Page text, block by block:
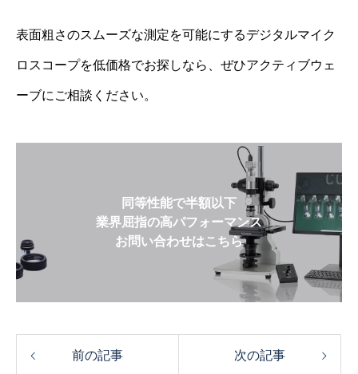
表面粗さのスムーズな測定を可能にするデジタルマイク
ロスコープを低価格でお探しなら、ぜひアクティブウェ
ーブにご相談ください。
同等性能で半額以下
業界屈指の高パフォーマンス
お問い合わせはこちら
前の記事 次の記事